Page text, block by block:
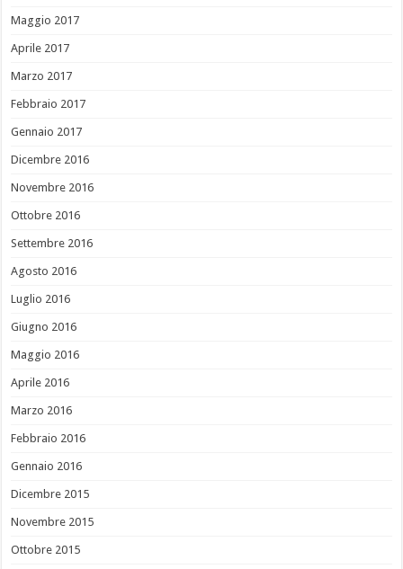
Maggio 2017
Aprile 2017
Marzo 2017
Febbraio 2017
Gennaio 2017
Dicembre 2016
Novembre 2016
Ottobre 2016
Settembre 2016
Agosto 2016
Luglio 2016
Giugno 2016
Maggio 2016
Aprile 2016
Marzo 2016
Febbraio 2016
Gennaio 2016
Dicembre 2015
Novembre 2015
Ottobre 2015